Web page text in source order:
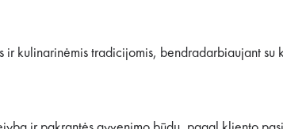
kulinarinėmis tradicijomis, bendradarbiaujant su